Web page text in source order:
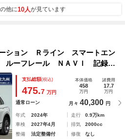
他に10人が見ています
ション Ｒライン スマートエン
ルーフレール ＮＡＶＩ 記録
メモリーナビ ４ＷＤ ワンオ
ズコントロール ＥＴＣ２．０
支払総額(税込)
475.7 万円
本体価格
458
万円
諸費用
17.7
万円
通常ローン 月々 40,300 円
年式 2024年 走行
0.9万km
車検
2027年4月 排気
2000cc
整備
法定整備付 修復
なし